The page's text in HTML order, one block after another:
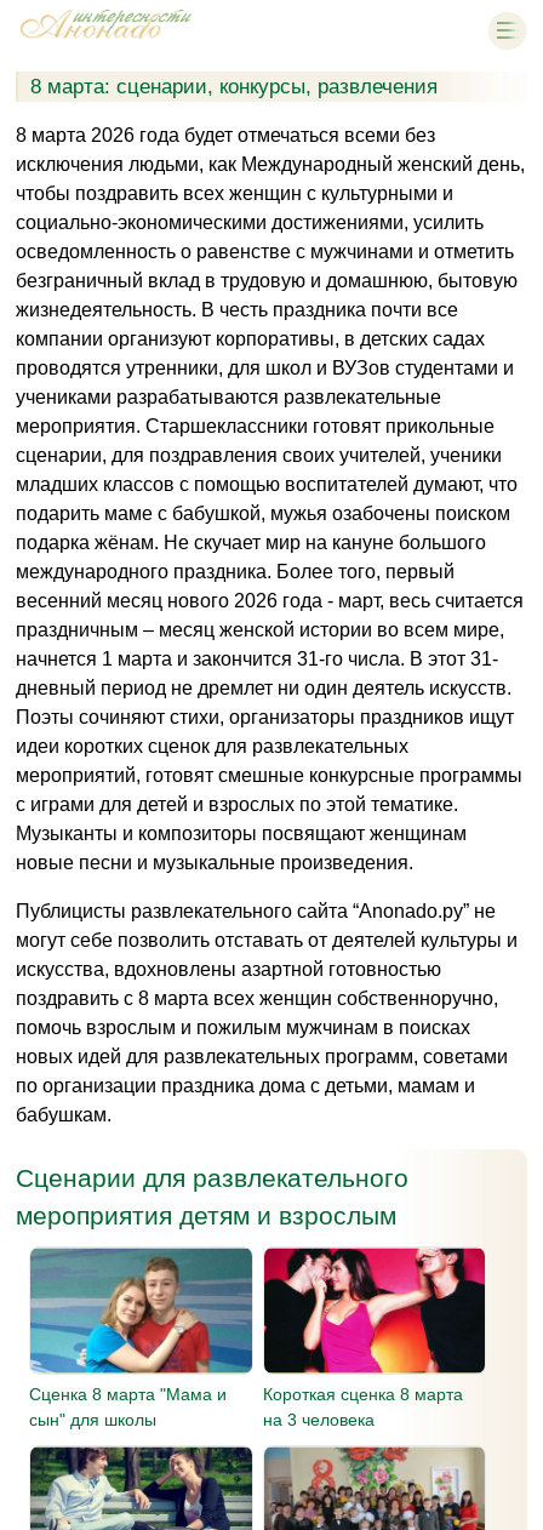
8 марта: сценарии, конкурсы, развлечения
8 марта 2026 года будет отмечаться всеми без
исключения людьми, как Международный женский день,
чтобы поздравить всех женщин с культурными и
социально-экономическими достижениями, усилить
осведомленность о равенстве с мужчинами и отметить
безграничный вклад в трудовую и домашнюю, бытовую
жизнедеятельность. В честь праздника почти все
компании организуют корпоративы, в детских садах
проводятся утренники, для школ и ВУЗов студентами и
учениками разрабатываются развлекательные
мероприятия. Старшеклассники готовят прикольные
сценарии, для поздравления своих учителей, ученики
младших классов с помощью воспитателей думают, что
подарить маме с бабушкой, мужья озабочены поиском
подарка жёнам. Не скучает мир на кануне большого
международного праздника. Более того, первый
весенний месяц нового 2026 года - март, весь считается
праздничным – месяц женской истории во всем мире,
начнется 1 марта и закончится 31-го числа. В этот 31-
дневный период не дремлет ни один деятель искусств.
Поэты сочиняют стихи, организаторы праздников ищут
идеи коротких сценок для развлекательных
мероприятий, готовят смешные конкурсные программы
с играми для детей и взрослых по этой тематике.
Музыканты и композиторы посвящают женщинам
новые песни и музыкальные произведения.
Публицисты развлекательного сайта “Anonado.ру” не
могут себе позволить отставать от деятелей культуры и
искусства, вдохновлены азартной готовностью
поздравить с 8 марта всех женщин собственноручно,
помочь взрослым и пожилым мужчинам в поисках
новых идей для развлекательных программ, советами
по организации праздника дома с детьми, мамам и
бабушкам.
Сценарии для развлекательного
мероприятия детям и взрослым
Сценка 8 марта "Мама и
сын" для школы
Короткая сценка 8 марта
на 3 человека